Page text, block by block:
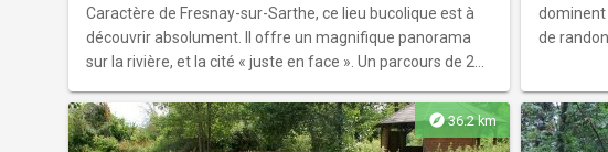
Caractère de Fresnay-sur-Sarthe, ce lieu bucolique est à
découvrir absolument. Il offre un magnifique panorama
sur la rivière, et la cité « juste en face ». Un parcours de 2
découvrir une faune et une flore rare comme le lézard à
deux raies ou l’Orchis pourpre. Du nom donné au site, vous
dominent
de
explore36.2 km